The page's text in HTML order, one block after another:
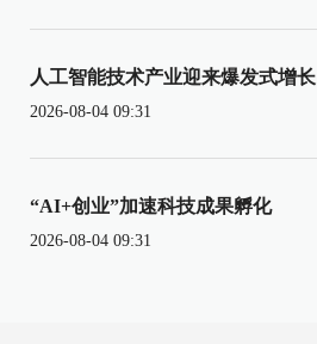
人工智能技术产业迎来爆发式增长
2026-08-04 09:31
“AI+创业”加速科技成果孵化
2026-08-04 09:31